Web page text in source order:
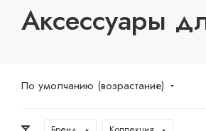
Аксессуары
По умолчанию (возрастание)